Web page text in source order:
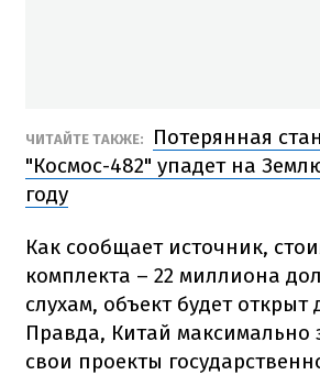
ЧИТАЙТЕ ТАКЖЕ:
Потерянная
"Космос-482" упадет на
году
Как сообщает источник,
комплекта – 22 миллиона
слухам, объект будет открыт
Правда, Китай максимально
свои проекты